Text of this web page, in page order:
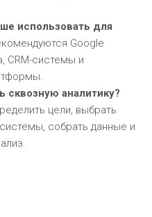
использовать для
Google
CRM-системы и
сквозную аналитику?
цели, выбрать
собрать данные и